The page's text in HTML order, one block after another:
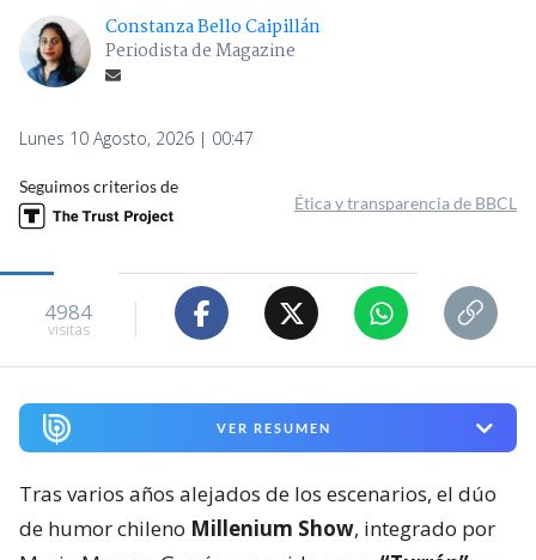
Constanza Bello Caipillán
Periodista de Magazine
Lunes 10 Agosto, 2026 | 00:47
Seguimos criterios de
Ética y transparencia de BBCL
4984
visitas
VER RESUMEN
Tras varios años alejados de los escenarios, el dúo
de humor chileno Millenium Show, integrado por